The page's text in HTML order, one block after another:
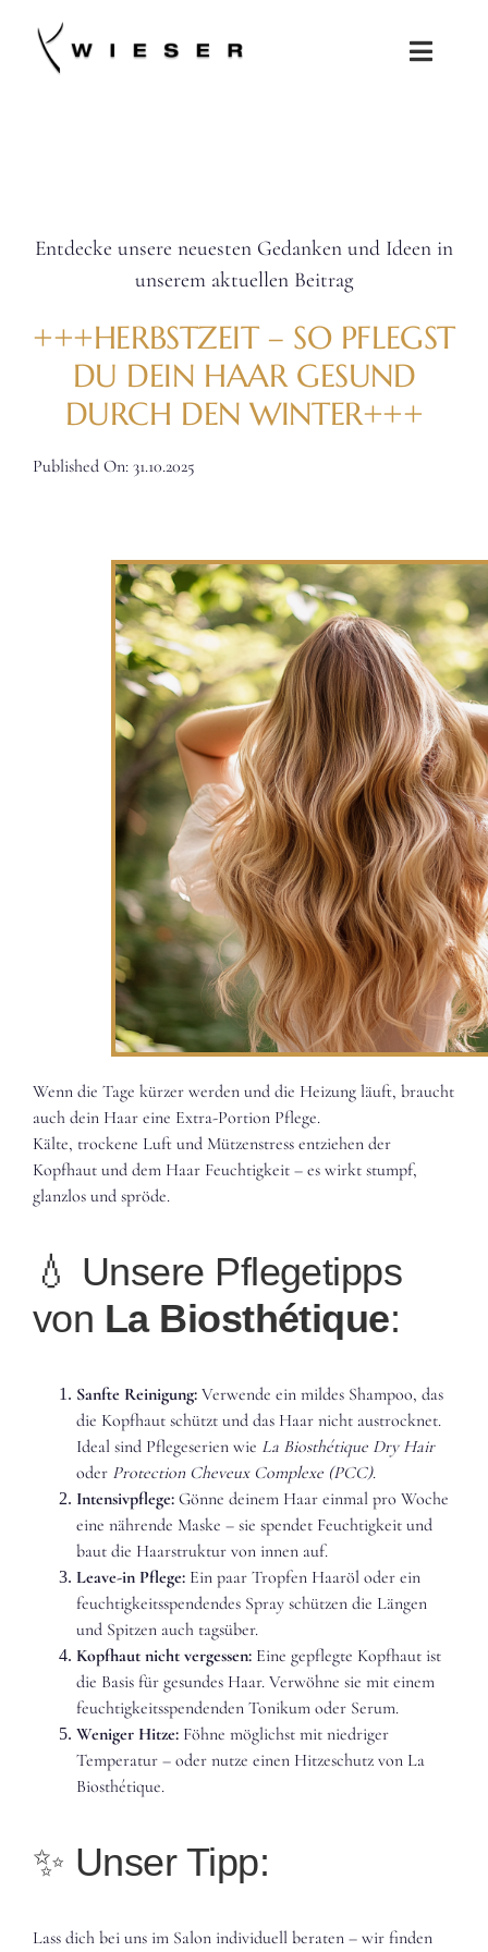
Inhalt
springen
Toggle
JOBS
Entdecke unsere neuesten Gedanken und Ideen in
unserem aktuellen Beitrag
+++HERBSTZEIT – SO PFLEGST
DU DEIN HAAR GESUND
DURCH DEN WINTER+++
Published On: 31.10.2025
Wenn die Tage kürzer werden und die Heizung läuft, braucht
auch dein Haar eine Extra-Portion Pflege.
Kälte, trockene Luft und Mützenstress entziehen der
Kopfhaut und dem Haar Feuchtigkeit – es wirkt stumpf,
glanzlos und spröde.
💧 Unsere Pflegetipps
von La Biosthétique:
Sanfte Reinigung:Verwende ein mildes Shampoo, das
die Kopfhaut schützt und das Haar nicht austrocknet.
Ideal sind Pflegeserien wie La Biosthétique Dry Hair
oder Protection Cheveux Complexe (PCC).
Intensivpflege:Gönne deinem Haar einmal pro Woche
eine nährende Maske – sie spendet Feuchtigkeit und
baut die Haarstruktur von innen auf.
Leave-in Pflege:Ein paar Tropfen Haaröl oder ein
feuchtigkeitsspendendes Spray schützen die Längen
und Spitzen auch tagsüber.
Kopfhaut nicht vergessen:Eine gepflegte Kopfhaut ist
die Basis für gesundes Haar. Verwöhne sie mit einem
feuchtigkeitsspendenden Tonikum oder Serum.
Weniger Hitze:Föhne möglichst mit niedriger
Temperatur – oder nutze einen Hitzeschutz von La
Biosthétique.
✨ Unser Tipp:
Lass dich bei uns im Salon individuell beraten – wir finden